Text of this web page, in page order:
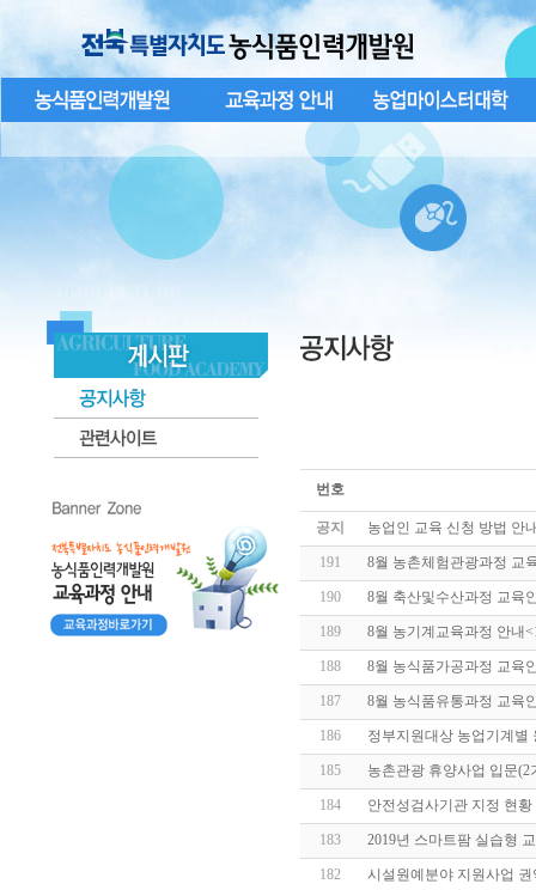
번호
공지 농업인 교육 신청 방법 안
191 8월 농촌체험관광과정 교
190 8월 축산및수산과정 교육
189 8월 농기계교육과정 안내
188 8월 농식품가공과정 교육
187 8월 농식품유통과정 교육
186 정부지원대상 농업기계별
185 농촌관광 휴양사업 입문
184 안전성검사기관 지정 현황
183 2019년 스마트팜 실습형
182 시설원예분야 지원사업